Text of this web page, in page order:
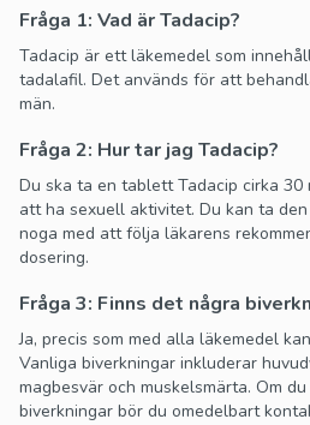
Fråga 1: Vad är Tadacip?
Tadacip är ett läkemedel som
tadalafil. Det används för att
män.
Fråga 2: Hur tar jag Tadacip?
Du ska ta en tablett Tadacip cirka
att ha sexuell aktivitet. Du kan ta
noga med att följa läkarens
dosering.
Fråga 3: Finns det några
Ja, precis som med alla läkemedel
Vanliga biverkningar inkluderar
magbesvär och muskelsmärta. Om
biverkningar bör du omedelbart